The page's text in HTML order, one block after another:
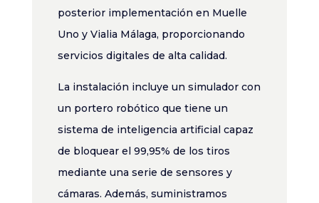
posterior implementación en Muelle
Uno y Vialia Málaga, proporcionando
servicios digitales de alta calidad.
La instalación incluye un simulador con
un portero robótico que tiene un
sistema de inteligencia artificial capaz
de bloquear el 99,95% de los tiros
mediante una serie de sensores y
cámaras. Además, suministramos